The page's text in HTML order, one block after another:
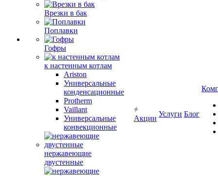
Врезки в бак
Поплавки
Гофры
к настенным котлам
Ariston
Универсальные
конденсационные
Protherm
Vaillant
Универсальные
конвекционные
нержавеющие
двустенные
Акции
Услуги Блог